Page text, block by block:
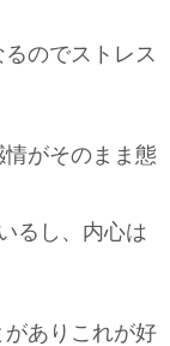
焼肉屋でのバイト
クや服装選びはこ
のでストレス
がそのまま態
るし、内心は
ありこれが好